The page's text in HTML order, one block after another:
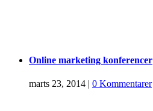
Online marketing konferencer
marts 23, 2014 | 0 Kommentarer